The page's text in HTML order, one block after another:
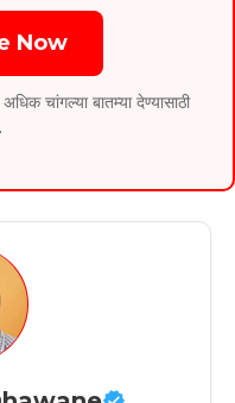
Now
चांगल्या बातम्या देण्यासाठी